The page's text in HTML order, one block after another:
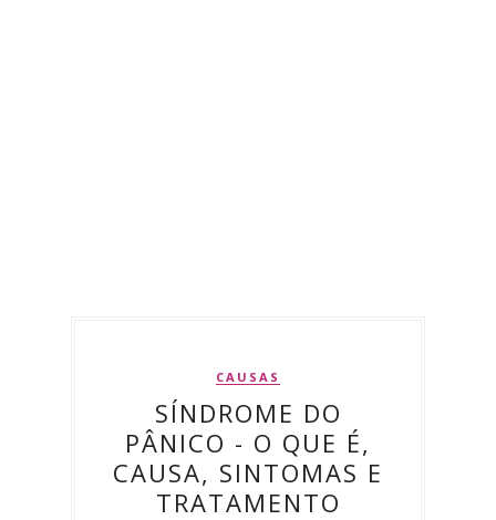
CAUSAS
SÍNDROME DO
PÂNICO - O QUE É,
CAUSA, SINTOMAS E
TRATAMENTO